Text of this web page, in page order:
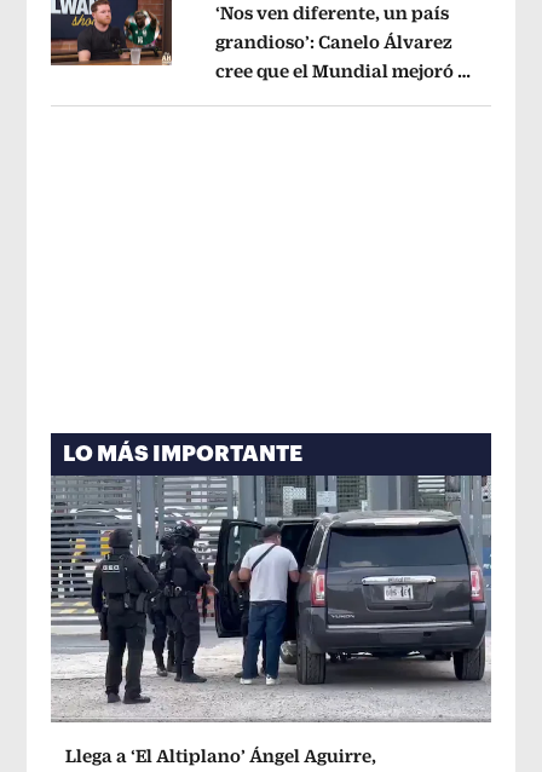
Opens in new window
‘Nos ven diferente, un país
grandioso’: Canelo Álvarez
cree que el Mundial mejoró la
LO MÁS IMPORTANTE
Llega a ‘El Altiplano’ Ángel Aguirre,